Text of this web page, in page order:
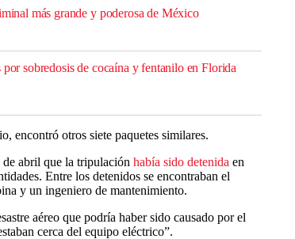
más grande y poderosa de México
sobredosis de cocaína y fentanilo en Florida
encontró otros siete paquetes similares.
abril que la tripulación había sido detenida en
Entre los detenidos se encontraban el
y un ingeniero de mantenimiento.
aéreo que podría haber sido causado por el
cerca del equipo eléctrico”.